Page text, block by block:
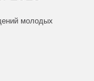
молодых